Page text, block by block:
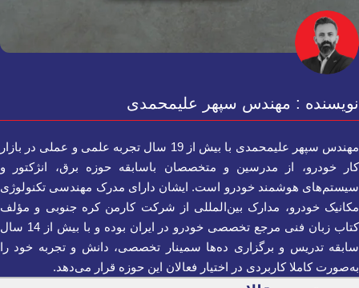
نویسنده : مهندس سپهر علیمحمدی
مهندس سپهر علیمحمدی با بیش از 19 سال تجربه علمی و عملی در بازار
کار خودرو، از مدرسین و متخصصان باسابقه حوزه برق، انژکتور و
سیستم‌های هوشمند خودرو است. ایشان دارای مدرک مهندسی تکنولوژی
مکانیک خودرو، مدارک بین‌المللی از شرکت کارمن کره جنوبی و مؤلف
کتاب زبان فنی مرجع تخصصی خودرو در ایران بوده و با بیش از 14 سال
سابقه تدریس و برگزاری ده‌ها سمینار تخصصی، دانش و تجربه خود را
به‌صورت کاملا کاربردی در اختیار فعالان این حوزه قرار می‌دهد.